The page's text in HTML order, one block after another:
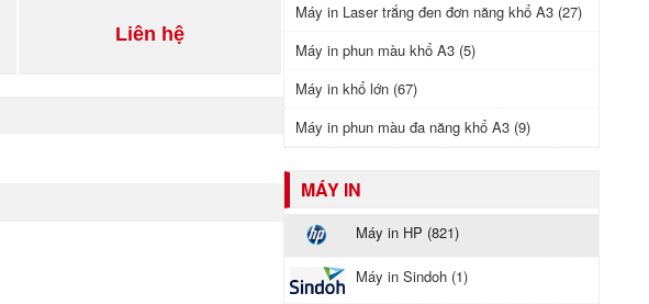
Liên hệ
Máy in Laser trắng đen đơn năng khổ A3 (27)
Máy in phun màu khổ A3 (5)
Máy in khổ lớn (67)
Máy in phun màu đa năng khổ A3 (9)
MÁY IN
Máy in HP (821)
Máy in Sindoh (1)